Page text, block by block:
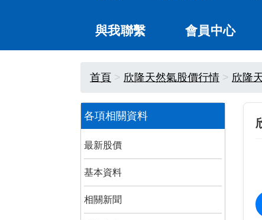
與我聯繫 會員中心
首頁 欣隆天然氣股價行情 欣隆
各項相關資料
最新股價
基本資料
相關新聞